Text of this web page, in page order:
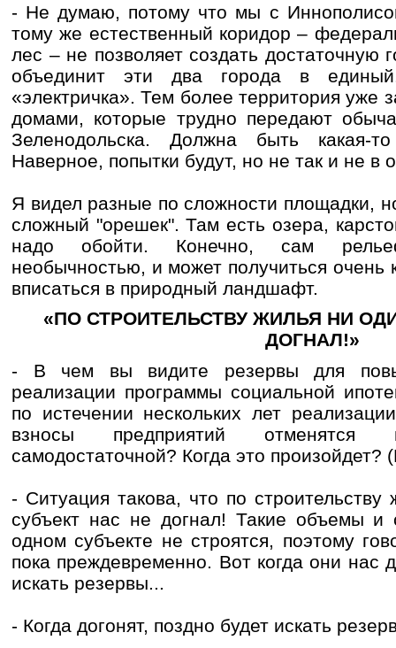
- Не думаю, потому что мы с
тому же естественный коридор –
лес – не позволяет создать достаточную
объединит эти два города в
«электричка». Тем более территория уже
домами, которые трудно передают
Зеленодольска. Должна быть какая-
Наверное, попытки будут, но не так и не в
Я видел разные по сложности площадки,
сложный "орешек". Там есть озера,
надо обойти. Конечно, сам
необычностью, и может получиться очень
вписаться в природный ландшафт.
«ПО СТРОИТЕЛЬСТВУ ЖИЛЬЯ НИ
ДОГНАЛ!»
- В чем вы видите резервы для
реализации программы социальной
по истечении нескольких лет
взносы предприятий
самодостаточной? Когда это произойдет?
- Ситуация такова, что по
субъект нас не догнал! Такие объемы и
одном субъекте не строятся, поэтому
пока преждевременно. Вот когда они нас
искать резервы...
- Когда догонят, поздно будет искать